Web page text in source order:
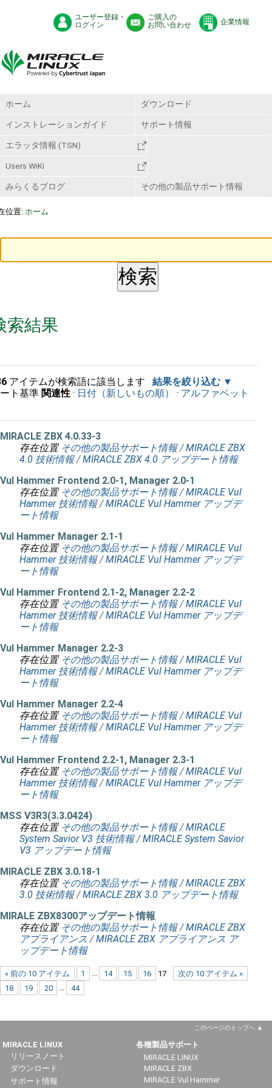
ユーザー登録・
ログイン
ご購入の
お問い合わせ
企業情報
ホーム ダウンロード
インストレーションガイド サポート情報
エラッタ情報 (TSN)
Users WiKi
みらくるブログ その他の製品サポート情報
位置: ホーム
索結果
アイテムが検索語に該当します
結果を絞り込む
ト基準 関連性 · 日付（新しいもの順） · アルファベット
MIRACLE ZBX 4.0.33-3
存在位置 その他の製品サポート情報 /MIRACLE ZBX
4.0 技術情報 /MIRACLE ZBX 4.0 アップデート情報
Vul Hammer Frontend 2.0-1, Manager 2.0-1
存在位置 その他の製品サポート情報 /MIRACLE Vul
Hammer 技術情報 /MIRACLE Vul Hammer アップデ
ート情報
Vul Hammer Manager 2.1-1
存在位置 その他の製品サポート情報 /MIRACLE Vul
Hammer 技術情報 /MIRACLE Vul Hammer アップデ
ート情報
Vul Hammer Frontend 2.1-2, Manager 2.2-2
存在位置 その他の製品サポート情報 /MIRACLE Vul
Hammer 技術情報 /MIRACLE Vul Hammer アップデ
ート情報
Vul Hammer Manager 2.2-3
存在位置 その他の製品サポート情報 /MIRACLE Vul
Hammer 技術情報 /MIRACLE Vul Hammer アップデ
ート情報
Vul Hammer Manager 2.2-4
存在位置 その他の製品サポート情報 /MIRACLE Vul
Hammer 技術情報 /MIRACLE Vul Hammer アップデ
ート情報
Vul Hammer Frontend 2.2-1, Manager 2.3-1
存在位置 その他の製品サポート情報 /MIRACLE Vul
Hammer 技術情報 /MIRACLE Vul Hammer アップデ
ート情報
MSS V3R3(3.3.0424)
存在位置 その他の製品サポート情報 /MIRACLE
System Savior V3 技術情報 /MIRACLE System Savior
V3 アップデート情報
MIRACLE ZBX 3.0.18-1
存在位置 その他の製品サポート情報 /MIRACLE ZBX
3.0 技術情報 /MIRACLE ZBX 3.0 アップデート情報
MIRALE ZBX8300アップデート情報
存在位置 その他の製品サポート情報 /MIRACLE ZBX
アプライアンス /MIRACLE ZBX アプライアンス ア
ップデート情報
« 前の 10 アイテム 次の 10 アイテム »
1 ... 14 15 16
17
18
19 20 ... 44
このページのトップへ
MIRACLE LINUX
リリースノート
ダウンロード
サポート情報
各種製品サポート
MIRACLE LINUX
MIRACLE ZBX
MIRACLE Vul Hammer